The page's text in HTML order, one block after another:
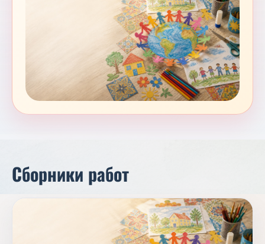
Сборники работ